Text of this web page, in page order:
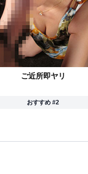
ご近所即ヤリ
おすすめ #2